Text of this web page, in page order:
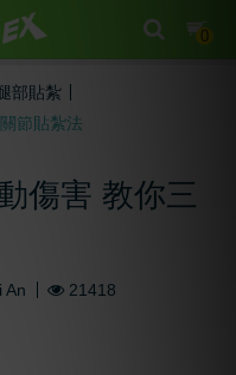
0
部貼紮
節貼紮法
傷害 教你三
An 21418